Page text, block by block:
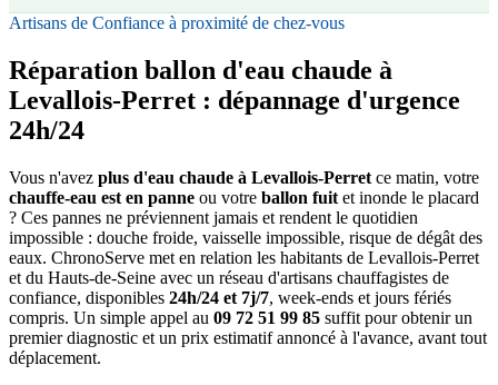
Artisans de Confiance à proximité de chez-vous
Réparation ballon d'eau chaude à
Levallois-Perret : dépannage d'urgence
24h/24
Vous n'avez plus d'eau chaude à Levallois-Perret ce matin, votre
chauffe-eau est en panne ou votre ballon fuit et inonde le placard
? Ces pannes ne préviennent jamais et rendent le quotidien
impossible : douche froide, vaisselle impossible, risque de dégât des
eaux. ChronoServe met en relation les habitants de Levallois-Perret
et du Hauts-de-Seine avec un réseau d'artisans chauffagistes de
confiance, disponibles 24h/24 et 7j/7, week-ends et jours fériés
compris. Un simple appel au 09 72 51 99 85 suffit pour obtenir un
premier diagnostic et un prix estimatif annoncé à l'avance, avant tout
déplacement.